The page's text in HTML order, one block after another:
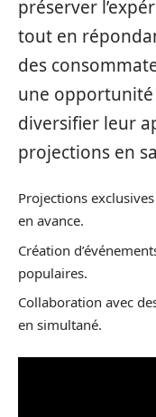
préserver
tout en
des
une opportunité
diversifier leur
projections en
Projections
en avance.
Création
populaires.
Collaboration avec
en simultané.